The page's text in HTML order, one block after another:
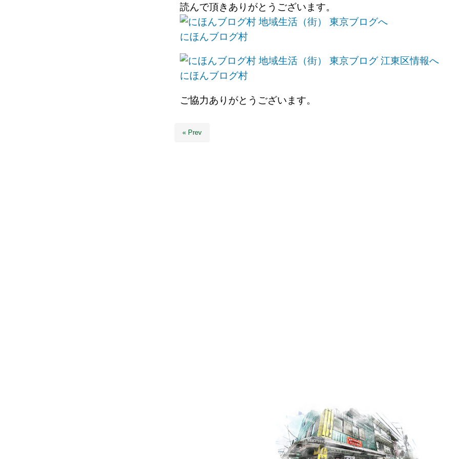
読んで頂きありがとうございます。
にほんブログ村
にほんブログ村
ご協力ありがとうございます。
« Prev